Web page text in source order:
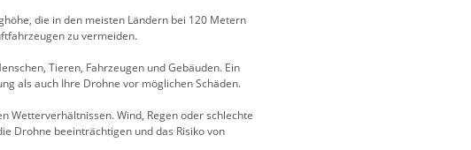
die in den meisten Ländern bei 120 Metern
zu vermeiden.
Tieren, Fahrzeugen und Gebäuden. Ein
als auch Ihre Drohne vor möglichen Schäden.
Wetterverhältnissen. Wind, Regen oder schlechte
Drohne beeinträchtigen und das Risiko von